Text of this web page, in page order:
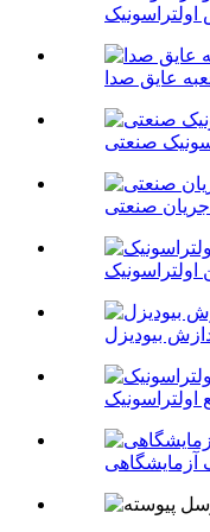
اولتراسونیک
عایق صدا
صنعتی
جریان صنعتی
اولتراسونیک
بیودیزل
اولتراسونیک
آزمایشگاهی